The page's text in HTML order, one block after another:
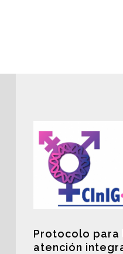
Protocolo para
atención